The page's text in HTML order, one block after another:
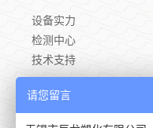
设备实力
检测中心
技术支持
请您留言